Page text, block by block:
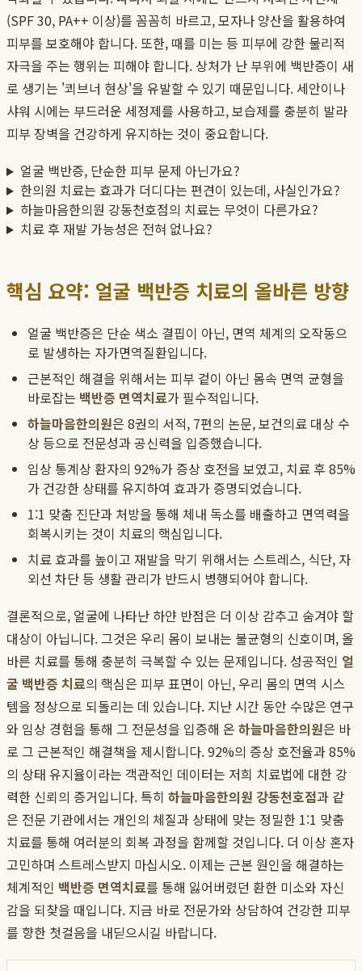
(SPF 30, PA++ 이상)를 꼼꼼히 바르고, 모자나 양산을 활용하여
피부를 보호해야 합니다. 또한, 때를 미는 등 피부에 강한 물리적
자극을 주는 행위는 피해야 합니다. 상처가 난 부위에 백반증이 새
로 생기는 '쾨브너 현상'을 유발할 수 있기 때문입니다. 세안이나
샤워 시에는 부드러운 세정제를 사용하고, 보습제를 충분히 발라
피부 장벽을 건강하게 유지하는 것이 중요합니다.
얼굴 백반증, 단순한 피부 문제 아닌가요?
한의원 치료는 효과가 더디다는 편견이 있는데, 사실인가요?
하늘마음한의원 강동천호점의 치료는 무엇이 다른가요?
치료 후 재발 가능성은 전혀 없나요?
핵심 요약: 얼굴 백반증 치료의 올바른 방향
얼굴 백반증은 단순 색소 결핍이 아닌, 면역 체계의 오작동으
로 발생하는 자가면역질환입니다.
근본적인 해결을 위해서는 피부 겉이 아닌 몸속 면역 균형을
바로잡는 백반증 면역치료가 필수적입니다.
하늘마음한의원은 8권의 서적, 7편의 논문, 보건의료 대상 수
상 등으로 전문성과 공신력을 입증했습니다.
임상 통계상 환자의 92%가 증상 호전을 보였고, 치료 후 85%
가 건강한 상태를 유지하여 효과가 증명되었습니다.
1:1 맞춤 진단과 처방을 통해 체내 독소를 배출하고 면역력을
회복시키는 것이 치료의 핵심입니다.
치료 효과를 높이고 재발을 막기 위해서는 스트레스, 식단, 자
외선 차단 등 생활 관리가 반드시 병행되어야 합니다.
결론적으로, 얼굴에 나타난 하얀 반점은 더 이상 감추고 숨겨야 할
대상이 아닙니다. 그것은 우리 몸이 보내는 불균형의 신호이며, 올
바른 치료를 통해 충분히 극복할 수 있는 문제입니다. 성공적인 얼
굴 백반증 치료의 핵심은 피부 표면이 아닌, 우리 몸의 면역 시스
템을 정상으로 되돌리는 데 있습니다. 지난 시간 동안 수많은 연구
와 임상 경험을 통해 그 전문성을 입증해 온 하늘마음한의원은 바
로 그 근본적인 해결책을 제시합니다. 92%의 증상 호전율과 85%
의 상태 유지율이라는 객관적인 데이터는 저희 치료법에 대한 강
력한 신뢰의 증거입니다. 특히 하늘마음한의원 강동천호점과 같
은 전문 기관에서는 개인의 체질과 상태에 맞는 정밀한 1:1 맞춤
치료를 통해 여러분의 회복 과정을 함께할 것입니다. 더 이상 혼자
고민하며 스트레스받지 마십시오. 이제는 근본 원인을 해결하는
체계적인 백반증 면역치료를 통해 잃어버렸던 환한 미소와 자신
감을 되찾을 때입니다. 지금 바로 전문가와 상담하여 건강한 피부
를 향한 첫걸음을 내딛으시길 바랍니다.